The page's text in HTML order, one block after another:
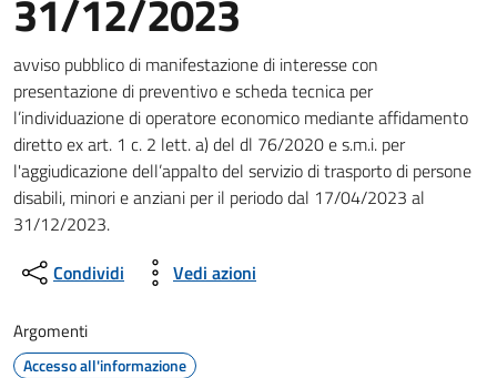
31/12/2023
Dettagli della notizia
avviso pubblico di manifestazione di interesse con
presentazione di preventivo e scheda tecnica per
l’individuazione di operatore economico mediante affidamento
diretto ex art. 1 c. 2 lett. a) del dl 76/2020 e s.m.i. per
l'aggiudicazione dell’appalto del servizio di trasporto di persone
disabili, minori e anziani per il periodo dal 17/04/2023 al
31/12/2023.
Condividi
Vedi azioni
Argomenti
Accesso all'informazione